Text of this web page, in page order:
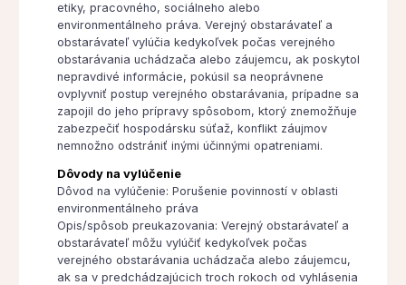
etiky, pracovného, sociálneho alebo
environmentálneho práva. Verejný obstarávateľ a
obstarávateľ vylúčia kedykoľvek počas verejného
obstarávania uchádzača alebo záujemcu, ak poskytol
nepravdivé informácie, pokúsil sa neoprávnene
ovplyvniť postup verejného obstarávania, prípadne sa
zapojil do jeho prípravy spôsobom, ktorý znemožňuje
zabezpečiť hospodársku súťaž, konflikt záujmov
nemnožno odstrániť inými účinnými opatreniami.
Dôvody na vylúčenie
Dôvod na vylúčenie: Porušenie povinností v oblasti
environmentálneho práva
Opis/spôsob preukazovania: Verejný obstarávateľ a
obstarávateľ môžu vylúčiť kedykoľvek počas
verejného obstarávania uchádzača alebo záujemcu,
ak sa v predchádzajúcich troch rokoch od vyhlásenia